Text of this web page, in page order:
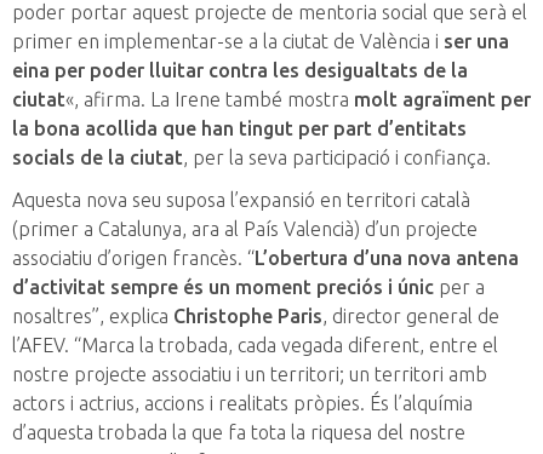
poder portar aquest projecte de mentoria social que serà el
primer en implementar-se a la ciutat de València i ser una
eina per poder lluitar contra les desigualtats de la
ciutat«, afirma. La Irene també mostra molt agraïment per
la bona acollida que han tingut per part d’entitats
socials de la ciutat, per la seva participació i confiança.
Aquesta nova seu suposa l’expansió en territori català
(primer a Catalunya, ara al País Valencià) d’un projecte
associatiu d’origen francès. “L’obertura d’una nova antena
d’activitat sempre és un moment preciós i únic per a
nosaltres”, explica Christophe Paris, director general de
l’AFEV. “Marca la trobada, cada vegada diferent, entre el
nostre projecte associatiu i un territori; un territori amb
actors i actrius, accions i realitats pròpies. És l’alquímia
d’aquesta trobada la que fa tota la riquesa del nostre